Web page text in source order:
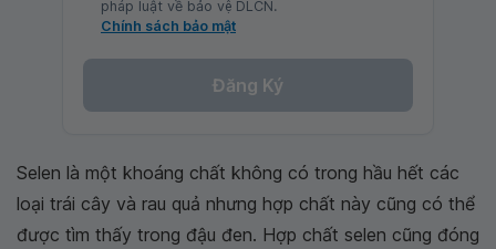
pháp luật về bảo vệ DLCN.
Chính sách bảo mật
Đăng Ký
Selen là một khoáng chất không có trong hầu hết các
loại trái cây và rau quả nhưng hợp chất này cũng có thể
được tìm thấy trong đậu đen. Hợp chất selen cũng đóng